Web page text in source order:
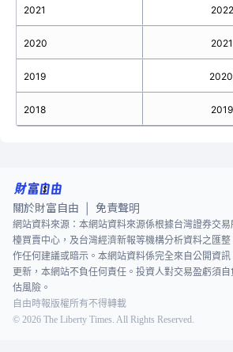
2021
2020
2019
2018
關於財富自由 免責聲明
網站資料來源：本網站資料來源係根據台灣證券交
檯買賣中心，及台灣經濟新報等機構分析資料之匯
作任何建議或暗示。本網站資料係完全來自公開資
更新，本網站不負任何責任。投資人對交易盈虧須
估風險。
自由時報版權所有不得轉載
© 2026 The Liberty Times. All Rights Reserved.